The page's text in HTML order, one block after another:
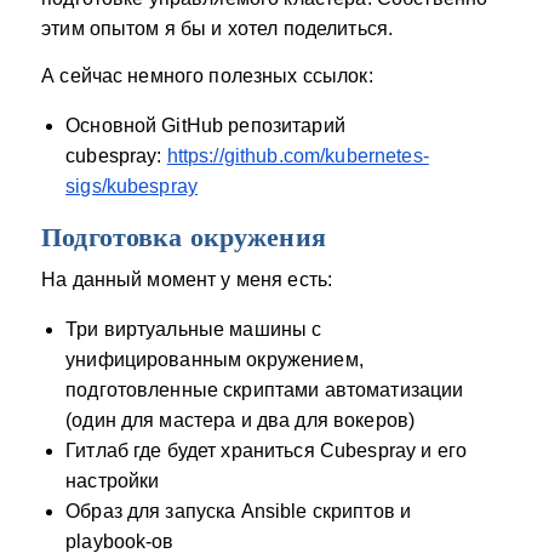
этим опытом я бы и хотел поделиться.
А сейчас немного полезных ссылок:
Основной GitHub репозитарий
cubespray: https://github.com/kubernetes-
sigs/kubespray
Подготовка окружения
На данный момент у меня есть:
Три виртуальные машины с
унифицированным окружением,
подготовленные скриптами автоматизации
(один для мастера и два для вокеров)
Гитлаб где будет храниться Cubespray и его
настройки
Образ для запуска Ansible скриптов и
playbook-ов